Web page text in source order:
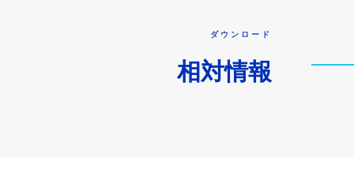
ダウンロード
相対情報